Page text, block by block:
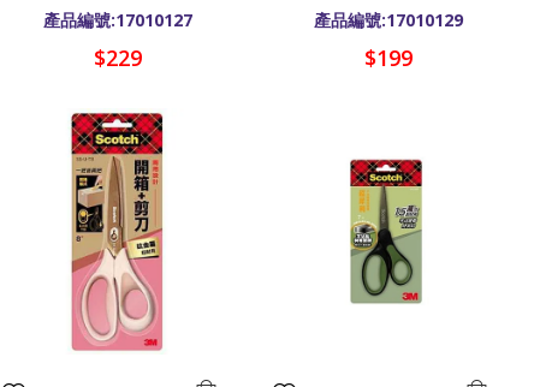
產品編號:17010127
$229
產品編號:17010129
$199